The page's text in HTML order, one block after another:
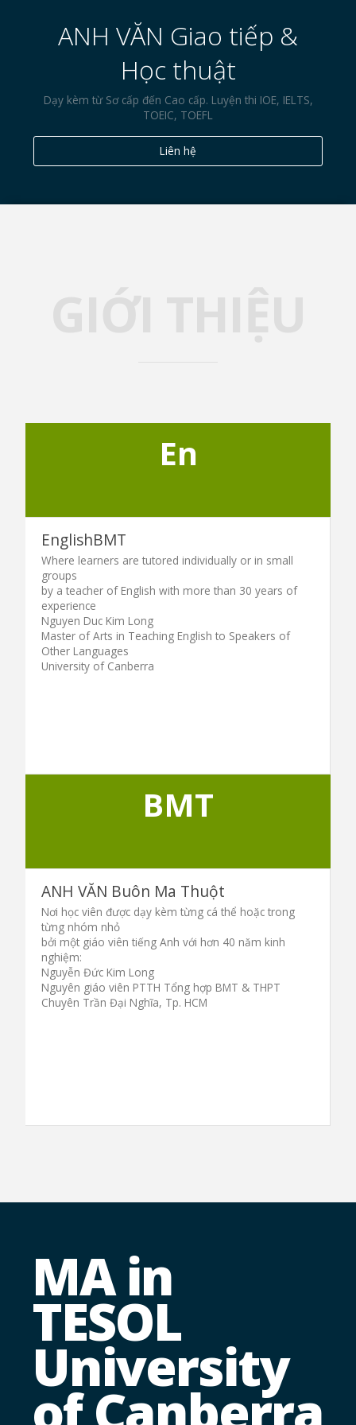
ANH VĂN Giao tiếp &
Học thuật
Dạy kèm từ Sơ cấp đến Cao cấp. Luyện thi IOE, IELTS,
TOEIC, TOEFL
Liên hệ
En
EnglishBMT
Where learners are tutored individually or in small
groups
by a teacher of English with more than 30 years of
experience
Nguyen Duc Kim Long
Master of Arts in Teaching English to Speakers of
Other Languages
University of Canberra
BMT
ANH VĂN Buôn Ma Thuột
Nơi học viên được dạy kèm từng cá thể hoặc trong
từng nhóm nhỏ
bởi một giáo viên tiếng Anh với hơn 40 năm kinh
nghiệm:
Nguyễn Đức Kim Long
Nguyên giáo viên PTTH Tổng hợp BMT & THPT
Chuyên Trần Đại Nghĩa, Tp. HCM
MA in
TESOL
University